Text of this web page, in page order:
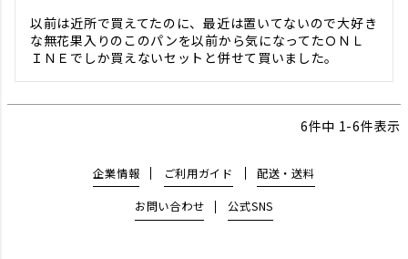
以前は近所で買えてたのに、最近は置いてないので大好き
な無花果入りのこのパンを以前から気になってたＯＮＬ
ＩＮＥでしか買えないセットと併せて買いました。
6件中 1-6件表示
企業情報 ご利用ガイド 配送・送料
お問い合わせ 公式SNS